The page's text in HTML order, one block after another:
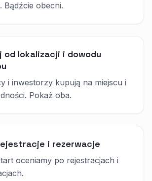
Bądźcie obecni.
od lokalizacji i dowodu
i inwestorzy kupują na miejscu i
Pokaż oba.
i rezerwacje
oceniamy po rejestracjach i